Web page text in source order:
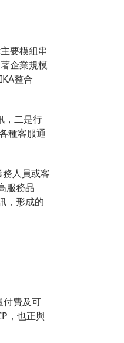
要模組串
企業規模
整合
，二是行
種客服通
人員或客
服務品
，形成的
付費及可
，也正與